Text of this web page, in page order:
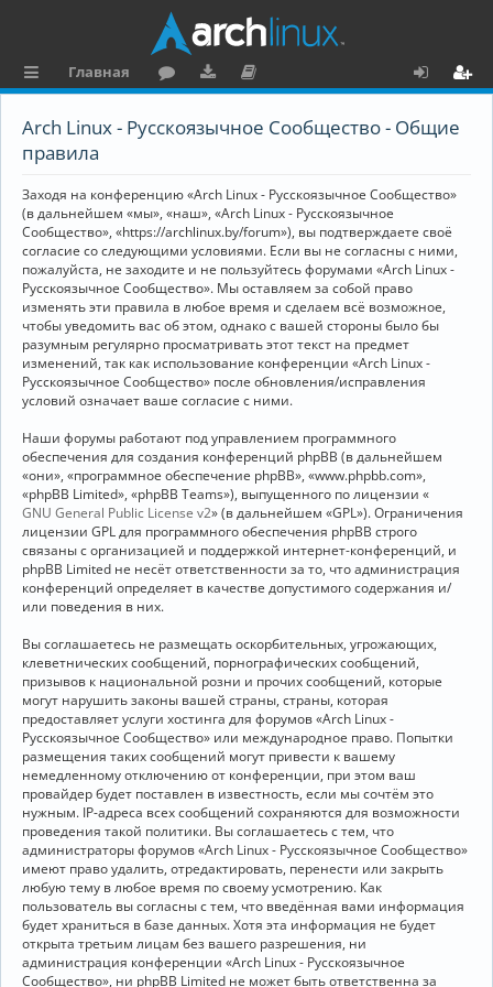
ы
к
и
Главная
ру
ру
и
ку
е
н
та
ц
и
я
о
Arch Linux - Русскоязычное Сообщество - Общие
правила
Заходя на конференцию «Arch Linux - Русскоязычное Сообщество»
(в дальнейшем «мы», «наш», «Arch Linux - Русскоязычное
Сообщество», «https://archlinux.by/forum»), вы подтверждаете своё
согласие со следующими условиями. Если вы не согласны с ними,
пожалуйста, не заходите и не пользуйтесь форумами «Arch Linux -
Русскоязычное Сообщество». Мы оставляем за собой право
изменять эти правила в любое время и сделаем всё возможное,
чтобы уведомить вас об этом, однако с вашей стороны было бы
разумным регулярно просматривать этот текст на предмет
изменений, так как использование конференции «Arch Linux -
Русскоязычное Сообщество» после обновления/исправления
условий означает ваше согласие с ними.
Наши форумы работают под управлением программного
обеспечения для создания конференций phpBB (в дальнейшем
«они», «программное обеспечение phpBB», «www.phpbb.com»,
«phpBB Limited», «phpBB Teams»), выпущенного по лицензии «
GNU General Public License v2» (в дальнейшем «GPL»). Ограничения
лицензии GPL для программного обеспечения phpBB строго
связаны с организацией и поддержкой интернет-конференций, и
phpBB Limited не несёт ответственности за то, что администрация
конференций определяет в качестве допустимого содержания и/
или поведения в них.
Вы соглашаетесь не размещать оскорбительных, угрожающих,
клеветнических сообщений, порнографических сообщений,
призывов к национальной розни и прочих сообщений, которые
могут нарушить законы вашей страны, страны, которая
предоставляет услуги хостинга для форумов «Arch Linux -
Русскоязычное Сообщество» или международное право. Попытки
размещения таких сообщений могут привести к вашему
немедленному отключению от конференции, при этом ваш
провайдер будет поставлен в известность, если мы сочтём это
нужным. IP-адреса всех сообщений сохраняются для возможности
проведения такой политики. Вы соглашаетесь с тем, что
администраторы форумов «Arch Linux - Русскоязычное Сообщество»
имеют право удалить, отредактировать, перенести или закрыть
любую тему в любое время по своему усмотрению. Как
пользователь вы согласны с тем, что введённая вами информация
будет храниться в базе данных. Хотя эта информация не будет
открыта третьим лицам без вашего разрешения, ни
администрация конференции «Arch Linux - Русскоязычное
Сообщество», ни phpBB Limited не может быть ответственна за